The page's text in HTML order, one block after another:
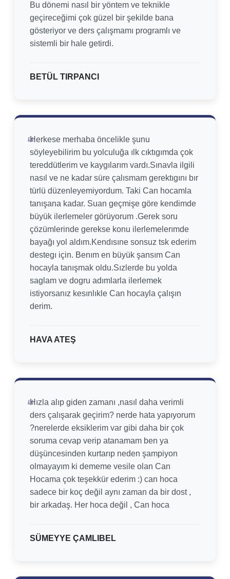
Bu dönemi nasıl bir yöntem ve teknikle
geçireceğimi çok güzel bir şekilde bana
gösteriyor ve ders çalışmamı programlı ve
sistemli bir hale getirdi.
BETÜL TIRPANCI
Herkese merhaba öncelikle şunu
söyleyebilirim bu yolculuğa ılk cıktıgımda çok
tereddütlerim ve kaygılarım vardı.Sınavla ilgili
nasıl ve ne kadar süre çalısmam gerektıgını bır
türlü düzenleyemiyordum. Taki Can hocamla
tanışana kadar. Suan geçmişe göre kendimde
büyük ilerlemeler görüyorum .Gerek soru
çözümlerinde gerekse konu ilerlemelerımde
bayağı yol aldım.Kendısıne sonsuz tsk ederim
destegı için. Benım en büyük şansım Can
hocayla tanışmak oldu.Sızlerde bu yolda
saglam ve dogru adımlarla ilerlemek
istiyorsanız kesınlıkle Can hocayla çalışın
derim.
HAVA ATEŞ
Hızla alıp giden zamanı ,nasıl daha verimli
ders çalışarak geçirim? nerde hata yapıyorum
?nerelerde eksiklerim var gibi daha bir çok
soruma cevap verip atanamam ben ya
düşüncesinden kurtarıp neden şampiyon
olmayayım ki dememe vesile olan Can
Hocama çok teşekkür ederim :) can hoca
sadece bir koç değil aynı zaman da bir dost ,
bir arkadaş. Her hoca değil , Can hoca
SÜMEYYE ÇAMLIBEL